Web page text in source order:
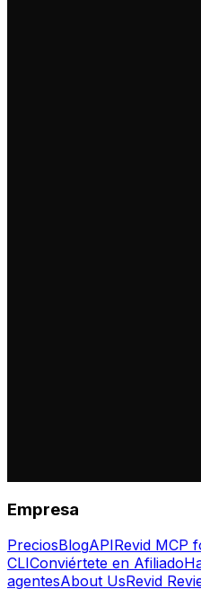
Empresa
PreciosBlogAPIRevid MCP
CLIConviértete en Afiliado
agentesAbout UsRevid